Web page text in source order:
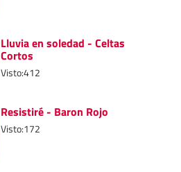
Lluvia en soledad - Celtas
Cortos
Visto:412
Resistiré - Baron Rojo
Visto:172